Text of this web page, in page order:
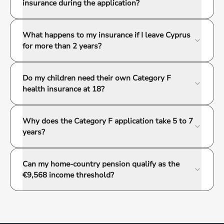
insurance during the application?
What happens to my insurance if I leave Cyprus
for more than 2 years?
Do my children need their own Category F
health insurance at 18?
Why does the Category F application take 5 to 7
years?
Can my home-country pension qualify as the
€9,568 income threshold?